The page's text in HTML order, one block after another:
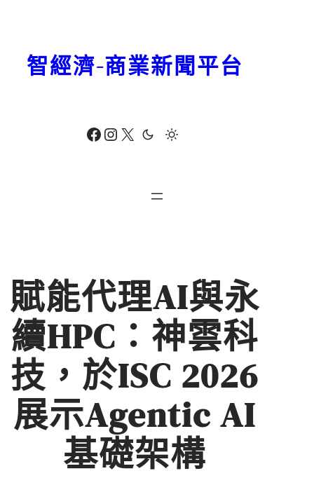
Facebook Instagram X
智經濟-商業新聞平台
賦能代理AI與永
續HPC：神雲科
技，於ISC 2026
展示Agentic AI
基礎架構